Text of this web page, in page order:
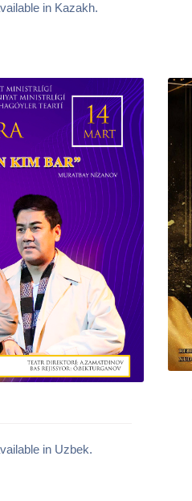
in Kazakh.
in Uzbek.